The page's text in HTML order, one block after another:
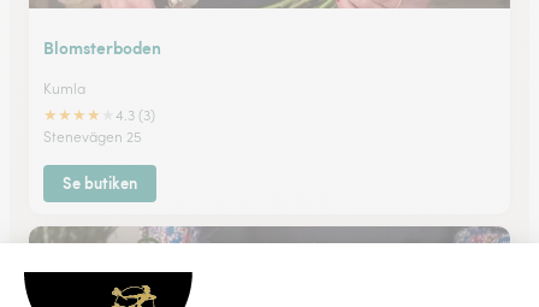
Blomsterboden
Kumla
★★★★
4.3 (3)
Stenevägen 25
Se butiken